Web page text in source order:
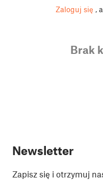
Zaloguj się ,
Brak
Newsletter
Zapisz się i otrzymuj